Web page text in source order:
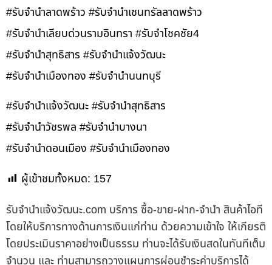
#รับจำนำลาดพร้าว #รับจำนำเซนทรัลลาดพร้าว
#รับจำนำเลียบด่วนรามอินทรา #รับจำโชคชัย4
#รับจำนำสุทธิสาร #รับจำนำแจ้งวัฒนะ
#รับจำนำเมืองทอง #รับจำนำนนทบุรี
#รับจำนำแจ้งวัฒนะ #รับจำนำสุทธิสาร
#รับจำนำวัชรพล #รับจำนำบางนา
#รับจำนำดอนเมือง #รับจำนำเมืองทอง
ผู้เข้าชมทั้งหมด: 157
รับจํานําแจ้งวัฒนะ.com บริการ ซื้อ-ขาย-ฝาก-จำนำ สินค้าไอที
โดยให้บริการทางด้านการเงินแก่ท่าน ด้วยความเข้าใจ ให้เกียรติ
โดยประเมินราคาอย่างเป็นธรรม ท่านจะได้รับเงินสดในทันทีเต็ม
จำนวน และ ท่านสามารถวางแผนการผ่อนชำระค่าบริการได้